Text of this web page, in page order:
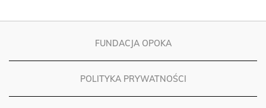
FUNDACJA OPOKA
POLITYKA PRYWATNOŚCI